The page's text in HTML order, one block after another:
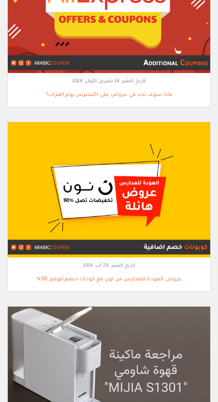
تاريخ النشر: 24 تشرين الأول, 2024
ماذا سوف تجد في عروض علي اكسبرس يوم العزاب؟
تاريخ النشر: 28 آب, 2024
عروض العودة للمدارس من نون مع كودات خصم لتوفير 90%